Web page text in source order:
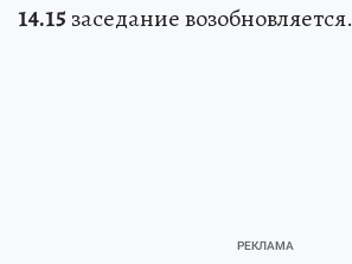
14.15 заседание возобновляется.